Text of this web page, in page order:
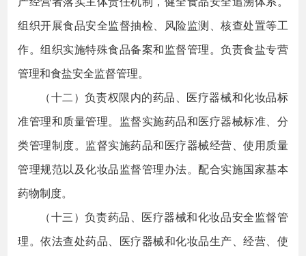
组织开展食品安全监督抽检、风险监测、核查处置等工
作。组织实施特殊食品备案和监督管理。负责食盐专营
管理和食盐安全监督管理。
（十二）负责权限内的药品、医疗器械和化妆品标
准管理和质量管理。监督实施药品和医疗器械标准、分
类管理制度。监督实施药品和医疗器械经营、使用质量
管理规范以及化妆品监督管理办法。配合实施国家基本
药物制度。
（十三）负责药品、医疗器械和化妆品安全监督管
理。依法查处药品、医疗器械和化妆品生产、经营、使